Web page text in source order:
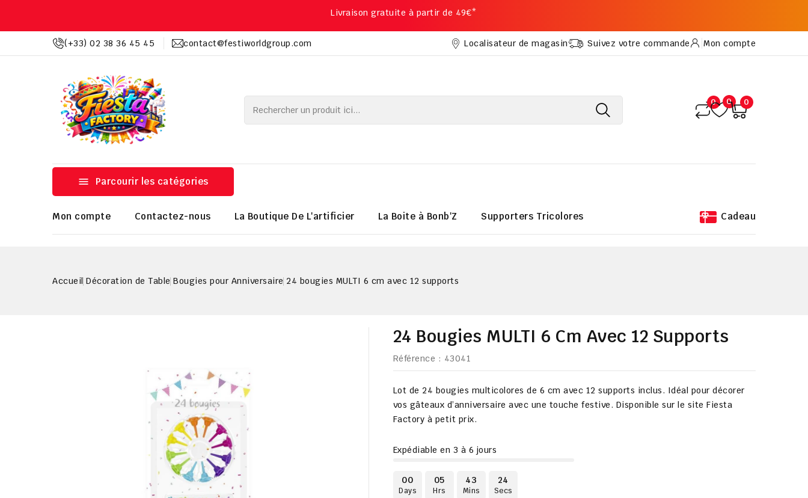
Livraison gratuite à partir de 49€*
(+33) 02 38 36 45 45 contact@festiworldgroup.com Localisateur de magasin Suivez votre commande Mon compte
0 0 0
 Parcourir les catégories
Mon compte Contactez-nous La Boutique De L'artificier La Boite à Bonb'Z Supporters Tricolores Cadeau
Accueil Décoration de Table Bougies pour Anniversaire 24 bougies MULTI 6 cm avec 12 supports
24 Bougies MULTI 6 Cm Avec 12 Supports
Référence : 43041
Lot de 24 bougies multicolores de 6 cm avec 12 supports inclus. Idéal pour décorer
vos gâteaux d’anniversaire avec une touche festive. Disponible sur le site Fiesta
Factory à petit prix.
Expédiable en 3 à 6 jours
00
Days
05
Hrs
43
Mins
23
Secs